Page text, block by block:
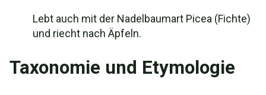
Lebt auch mit der Nadelbaumart Picea (Fichte)
und riecht nach Äpfeln.
Taxonomie und Etymologie